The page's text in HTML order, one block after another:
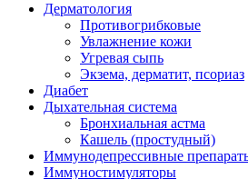
Дерматология
Противогрибковые
Увлажнение кожи
Угревая сыпь
Экзема, дерматит, псориаз
Диабет
Дыхательная система
Бронхиальная астма
Кашель (простудный)
Иммунодепрессивные
Иммуностимуляторы